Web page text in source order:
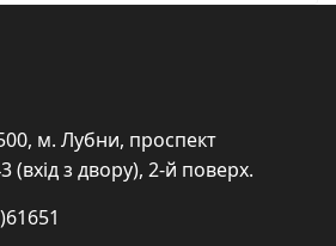
м. Лубни, проспект
з двору), 2-й поверх.